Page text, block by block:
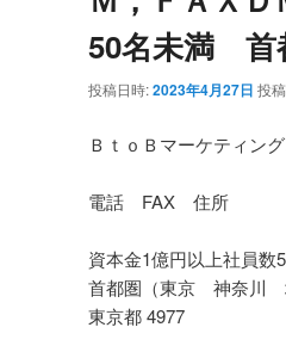
50名未満 首
投稿日時:2023年4月27日 投
ＢｔｏＢマーケティン
電話 FAX 住所
資本金1億円以上社員
首都圏（東京 神奈川
東京都 4977